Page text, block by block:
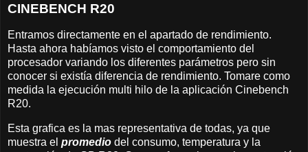
CINEBENCH R20
Entramos directamente en el apartado de rendimiento.
Hasta ahora habíamos visto el comportamiento del
procesador variando los diferentes parámetros pero sin
conocer si existía diferencia de rendimiento. Tomare como
medida la ejecución multi hilo de la aplicación Cinebench
R20.
Esta grafica es la mas representativa de todas, ya que
muestra el promedio del consumo, temperatura y la